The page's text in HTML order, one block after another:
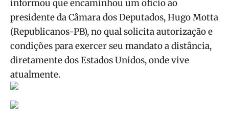
informou que encaminhou um ofício ao
presidente da Câmara dos Deputados, Hugo Motta
(Republicanos-PB), no qual solicita autorização e
condições para exercer seu mandato a distância,
diretamente dos Estados Unidos, onde vive
atualmente.